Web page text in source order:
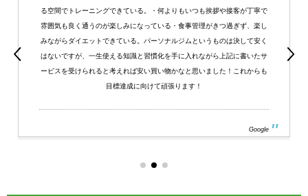
る空間でトレーニングできている。・何よりもいつも挨拶や接客が丁寧で
雰囲気も良く通うのが楽しみになっている・食事管理がきつ過ぎず、楽し
みながらダイエットできている。パーソナルジムというものは決して安く
はないですが、一生使える知識と習慣化を手に入れながら上記に書いたサ
ービスを受けられると考えれば安い買い物かなと思いました！これからも
目標達成に向けて頑張ります！
Google